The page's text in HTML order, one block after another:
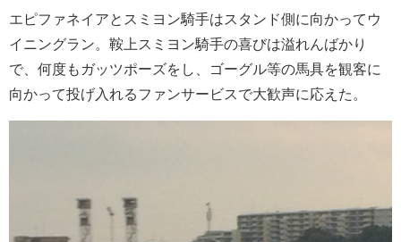
エピファネイアとスミヨン騎手はスタンド側に向かってウ
イニングラン。鞍上スミヨン騎手の喜びは溢れんばかり
で、何度もガッツポーズをし、ゴーグル等の馬具を観客に
向かって投げ入れるファンサービスで大歓声に応えた。